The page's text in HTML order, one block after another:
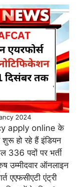
2024
apply online के
हो रहे हैं इंडियन
336 पदों पर भर्ती
उम्मीदवार ऑनलाइन
एंट्री